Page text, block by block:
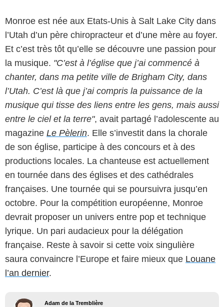
Monroe est née aux Etats-Unis à Salt Lake City dans
l’Utah d’un père chiropracteur et d’une mère au foyer.
Et c’est très tôt qu’elle se découvre une passion pour
la musique. "C’est à l’église que j’ai commencé à
chanter, dans ma petite ville de Brigham City, dans
l’Utah. C’est là que j’ai compris la puissance de la
musique qui tisse des liens entre les gens, mais aussi
entre le ciel et la terre", avait partagé l’adolescente au
magazine Le Pèlerin. Elle s’investit dans la chorale
de son église, participe à des concours et à des
productions locales. La chanteuse est actuellement
en tournée dans des églises et des cathédrales
françaises. Une tournée qui se poursuivra jusqu’en
octobre. Pour la compétition européenne, Monroe
devrait proposer un univers entre pop et technique
lyrique. Un pari audacieux pour la délégation
française. Reste à savoir si cette voix singulière
saura convaincre l’Europe et faire mieux que Louane
l’an dernier.
Adam de la Tremblière